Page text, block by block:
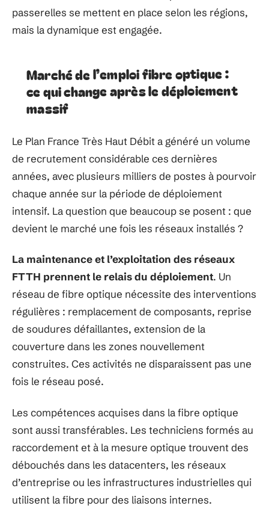
passerelles se mettent en place selon les régions,
mais la dynamique est engagée.
Marché de l’emploi fibre optique :
ce qui change après le déploiement
massif
Le Plan France Très Haut Débit a généré un volume
de recrutement considérable ces dernières
années, avec plusieurs milliers de postes à pourvoir
chaque année sur la période de déploiement
intensif. La question que beaucoup se posent : que
devient le marché une fois les réseaux installés ?
La maintenance et l’exploitation des réseaux
FTTH prennent le relais du déploiement. Un
réseau de fibre optique nécessite des interventions
régulières : remplacement de composants, reprise
de soudures défaillantes, extension de la
couverture dans les zones nouvellement
construites. Ces activités ne disparaissent pas une
fois le réseau posé.
Les compétences acquises dans la fibre optique
sont aussi transférables. Les techniciens formés au
raccordement et à la mesure optique trouvent des
débouchés dans les datacenters, les réseaux
d’entreprise ou les infrastructures industrielles qui
utilisent la fibre pour des liaisons internes.